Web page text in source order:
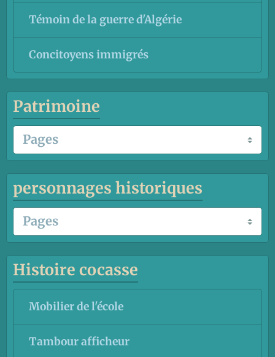
Témoin de la guerre d'Algérie
Concitoyens immigrés
Patrimoine
personnages historiques
Histoire cocasse
Mobilier de l'école
Tambour afficheur